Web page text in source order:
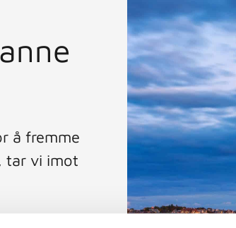
å fremme
tar vi imot
i 12 uker